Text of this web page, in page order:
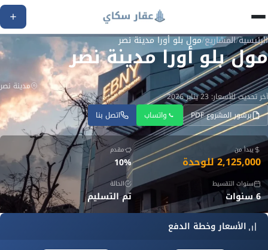
الرئيسية/المشاريع/مول بلو أورا مدينة نصر
مول بلو أورا مدينة نصر
برشور المشروع PDF واتساب اتصل بنا
آخر تحديث للأسعار: 23 يناير 2026
مدينة نصر
يبدأ من
2,125,000 للوحدة
مقدم
10%
سنوات التقسيط
6 سنوات
الحالة
تم التسليم
الأسعار وخطة الدفع